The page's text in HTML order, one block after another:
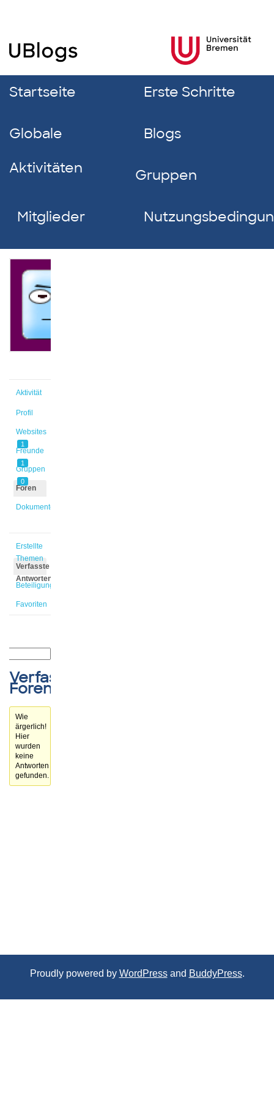
Startseite Erste Schritte
Globale
Aktivitäten
Blogs
Gruppen
Mitglieder
Aktivität
Profil
Websites
1
Freunde
1
Gruppen
0
Foren
Dokumente
Erstellte
Themen
Verfasste
Antworten
Beteiligungen
Favoriten
Verfasste
Forenbeiträge
Wie
ärgerlich!
Hier
wurden
keine
Antworten
gefunden.
Proudly powered by WordPressand BuddyPress.